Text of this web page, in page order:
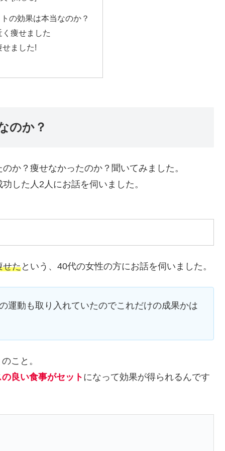
の効果は本当なのか？
痩せました
ました!
のか？
か？痩せなかったのか？聞いてみました。
した人2人にお話を伺いました。
せたという、40代の女性の方にお話を伺いました。
運動も取り入れていたのでこれだけの成果かは
こと。
良い食事がセット になって効果が得られるんです